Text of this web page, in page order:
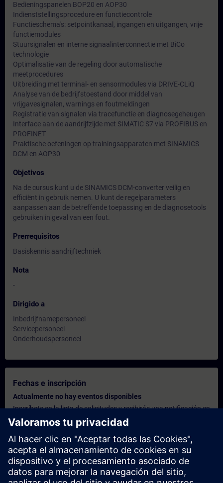
Bedieningspanelen BOP20 en AOP30
Indienststellingsprocedure en functiecontrole
Functieschema's: setpointkanaal, ingangen en uitgangen, vrije
functiemodules
Stuursignalen en interne signaalinterconnectie met BiCo
technologie
Optimalisatie van de regeling door automatische
meetprocedures
Uitbreiding met terminal- en sensormodules via DRIVE-CLiQ
Analyse van de bedrijfstoestand door middel van
vrijgavesignalen, warnings en foutmeldingen
Registratie van signalen via tracefunctie en diagnosegeheugen
Interface aan de aandrijfzijde met SIMATIC S7 via PROFIBUS en
PROFINET
Praktische oefeningen op trainingsapparaten met SINAMICS
DCM en AOP30
Objetivos
Na de cursus kunt u de SINAMICS DCM-converter veilig en
efficiënt in gebruik nemen. U kunt de regelparameters
aanpassen aan de betreffende toepassing en de diagnosetools
gebruiken in geval van een fout.
Prerrequisitos
Basiskennis aandrijftechniek
Nota
-
Dirigido a
Inbedrijfnamepersoneel
Servicepersoneel
Onderhoudspersoneel
Fechas e inscripción
Actualmente no hay eventos disponibles
Inscríbete en la lista de solicitudes y recibirás una notificación en
cuanto haya nuevas fechas disponibles.
Activar el servicio de notificación
Oferta personalizada